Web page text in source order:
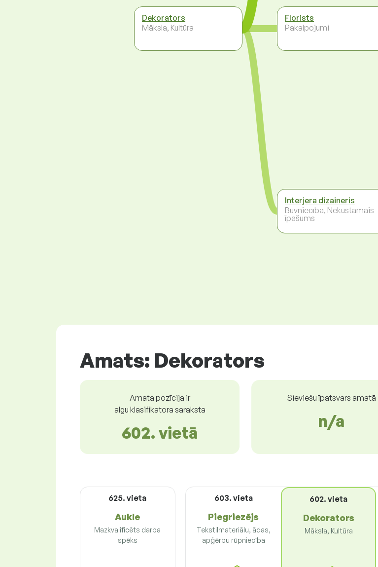
Dekorators
Māksla, Kultūra
Florists
Pakalpojumi
Interjera dizaineris
Būvniecība, Nekustamais
īpašums
Amats: Dekorators
Amata pozīcija ir
algu klasifikatora saraksta
602. vietā
Sieviešu īpatsvars amatā
n/a
625. vieta
Aukle
Mazkvalificēts darba
spēks
603. vieta
Piegriezējs
Tekstilmateriālu, ādas,
apģērbu rūpniecība
602. vieta
Dekorators
Māksla, Kultūra